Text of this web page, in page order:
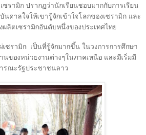
รามิก ปรากฏว่านักเรียนชอบมากกับการเรียน
นดาลใจให้เขารู้จักเข้าใจโลกของเซรามิก และ
ผลิตเซรามิกอันดับหนึ่งของประเทศไทย
เซรามิก เป็นที่รู้จักมากขึ้น ในวงการการศึกษา
นของหน่วยงานต่างๆในภาคเหนือ และมีเริ่มมี
รณะรัฐประชาชนลาว